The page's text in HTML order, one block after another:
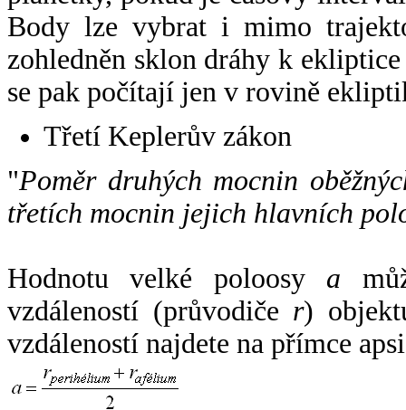
Body lze vybrat i mimo
zohledněn sklon dráhy k
se pak počítají jen v rovině
Třetí Keplerův zákon
"Poměr druhých mocnin
třetích mocnin jejich hlavních
Hodnotu velké poloosy a
vzdáleností (průvodiče r)
vzdáleností najdete na přímce